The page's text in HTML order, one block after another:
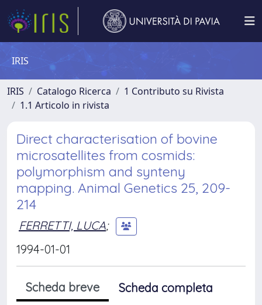
IRIS
IRIS Catalogo Ricerca
1 Contributo su Rivista
1.1 Articolo in rivista
Direct characterisation of bovine
microsatellites from cosmids:
polymorphism and synteny
mapping. Animal Genetics 25, 209-
214
FERRETTI, LUCA;
1994-01-01
Scheda breve
Scheda completa